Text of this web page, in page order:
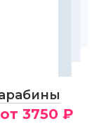
от 3750 ₽